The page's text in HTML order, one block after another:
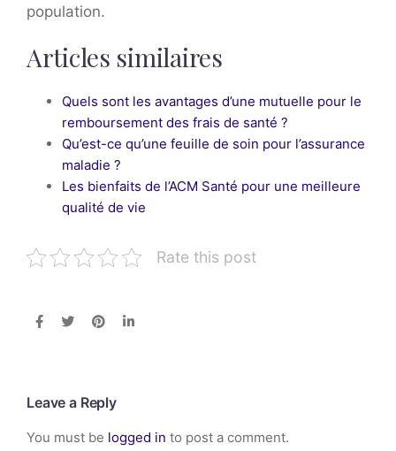
population.
Articles similaires
Quels sont les avantages d’une mutuelle pour le
remboursement des frais de santé ?
Qu’est-ce qu’une feuille de soin pour l’assurance
maladie ?
Les bienfaits de l’ACM Santé pour une meilleure
qualité de vie
Rate this post
Leave a Reply
You must be logged in to post a comment.